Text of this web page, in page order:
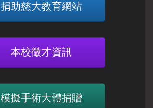
捐助慈大教育網站
本校徵才資訊
模擬手術大體捐贈